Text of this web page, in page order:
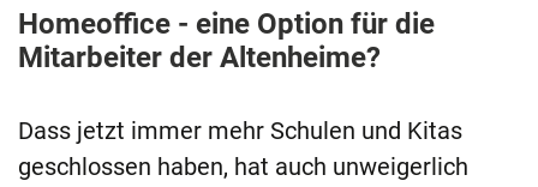
Homeoffice - eine Option für die
Mitarbeiter der Altenheime?
Dass jetzt immer mehr Schulen und Kitas
geschlossen haben, hat auch unweigerlich